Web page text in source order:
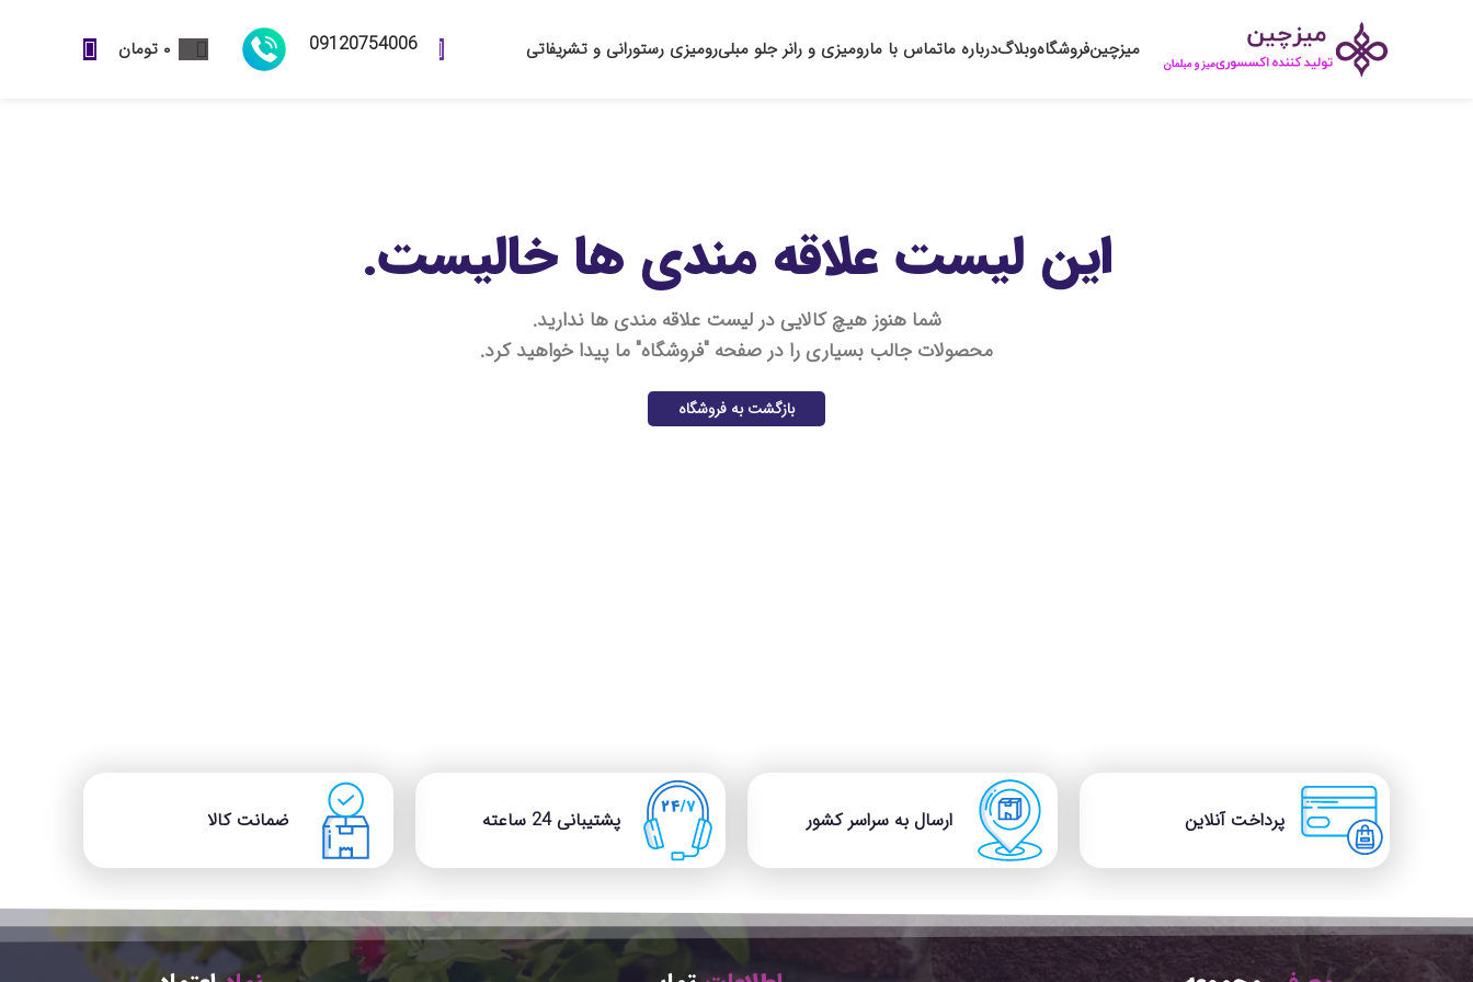
میزچینفروشگاهوبلاگدرباره ماتماس با مارومیزی و رانر جلو مبلیرومیزی رستورانی و تشریفاتی 09120754006 ۰ تومان
این لیست علاقه مندی ها خالیست.
شما هنوز هیچ کالایی در لیست علاقه مندی ها ندارید.
محصولات جالب بسیاری را در صفحه "فروشگاه" ما پیدا خواهید کرد.
بازگشت به فروشگاه
پرداخت آنلاین ارسال به سراسر کشور پشتیبانی 24 ساعته ضمانت کالا